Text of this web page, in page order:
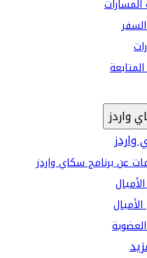
واردز
واردز
عن برنامج سكاي واردز